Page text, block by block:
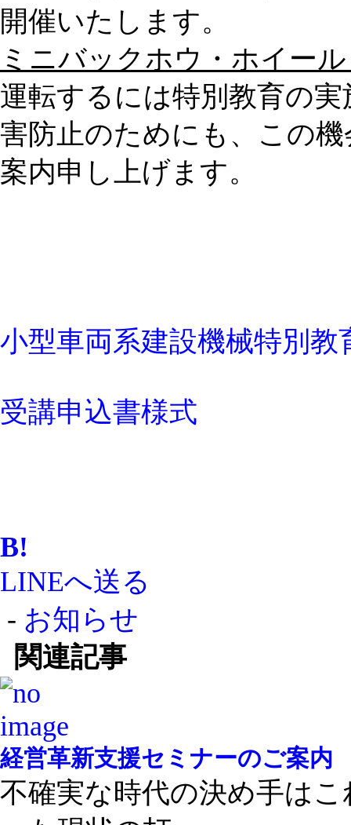
開催いたします。
ミニバックホウ・ホイー
運転するには特別教育の
害防止のためにも、この
案内申し上げます。
小型車両系建設機械特別教
受講申込書様式
B!
LINEへ送る
- お知らせ
関連記事
経営革新支援セミナーのご案内
不確実な時代の決め手は